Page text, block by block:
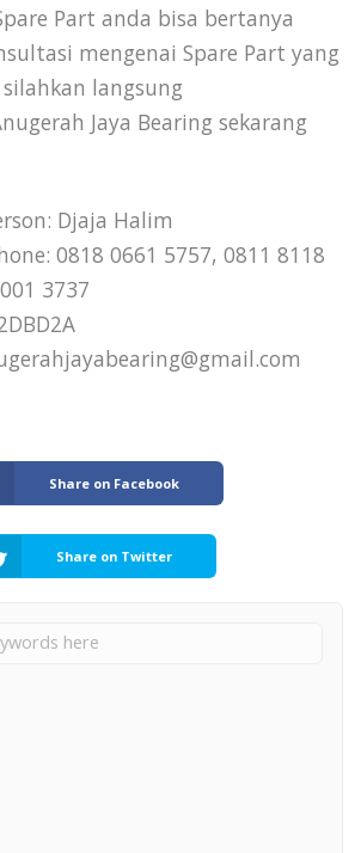
Part anda bisa bertanya
mengenai Spare Part yang
langsung
Jaya Bearing sekarang
Djaja Halim
0818 0661 5757, 0811 8118
3737
Share on Facebook
Share on Twitter